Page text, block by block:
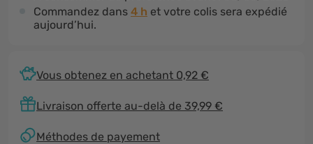
Commandez dans 4 h et votre colis sera expédié
aujourd’hui.
Vous obtenez en achetant 0,92 €
Livraison offerte au-delà de 39,99 €
Méthodes de payement